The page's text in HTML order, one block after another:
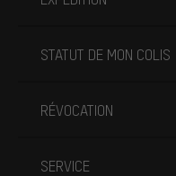
STATUT DE MON COLIS
RÉVOCATION
SERVICE